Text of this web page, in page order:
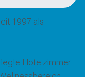
1997 als
Hotelzimmer